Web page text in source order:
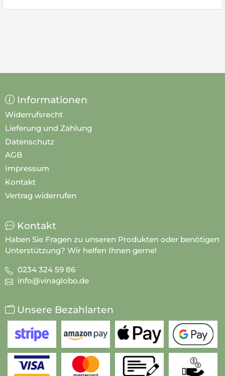
Informationen
Widerrufsrecht
Lieferung und Zahlung
Datenschutz
AGB
Impressum
Kontakt
Vertrag widerrufen
Kontakt
Haben Sie Fragen zu unseren Produkten oder benötigen
Unterstützung? Wir helfen Ihnen gerne!
0234 324 59 86
info@vinaglobo.de
Unsere Bezahlarten